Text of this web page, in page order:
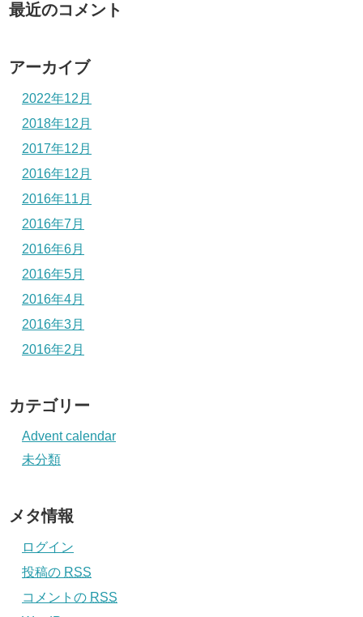
最近のコメント
アーカイブ
2022年12月
2018年12月
2017年12月
2016年12月
2016年11月
2016年7月
2016年6月
2016年5月
2016年4月
2016年3月
2016年2月
カテゴリー
Advent calendar
未分類
メタ情報
ログイン
投稿の RSS
コメントの RSS